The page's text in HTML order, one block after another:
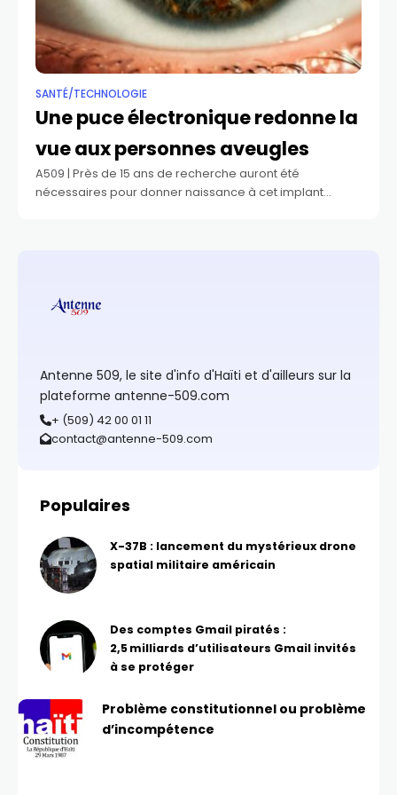
SANTÉ/TECHNOLOGIE
Une puce électronique redonne la
vue aux personnes aveugles
A509 | Près de 15 ans de recherche auront été
nécessaires pour donner naissance à cet implant
Antenne 509, le site d'info d'Haïti et d'ailleurs sur la
plateforme antenne-509.com
+ (509) 42 00 01 11
contact@antenne-509.com
Populaires
X-37B : lancement du mystérieux drone
spatial militaire américain
Des comptes Gmail piratés :
2,5 milliards d’utilisateurs Gmail invités
à se protéger
Problème constitutionnel ou problème
d’incompétence